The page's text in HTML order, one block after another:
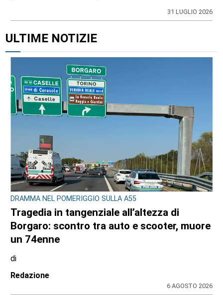
31 LUGLIO 2026
ULTIME NOTIZIE
DRAMMA NEL POMERIGGIO SULLA A55
Tragedia in tangenziale all’altezza di
Borgaro: scontro tra auto e scooter, muore
un 74enne
di
Redazione
6 AGOSTO 2026